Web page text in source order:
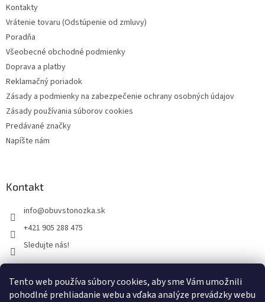
Tento web používa súbory cookies, aby sme Vám umožnili
pohodlné prehliadanie webu a vďaka analýze prevádzky webu
Kontakty
Vrátenie tovaru (Odstúpenie od zmluvy)
Poradňa
Všeobecné obchodné podmienky
Doprava a platby
Reklamačný poriadok
Zásady a podmienky na zabezpečenie ochrany osobných údajov
Zásady používania súborov cookies
Predávané značky
Napíšte nám
Kontakt
info@obuvstonozka.sk
+421 905 288 475
Sledujte nás!
Facebook